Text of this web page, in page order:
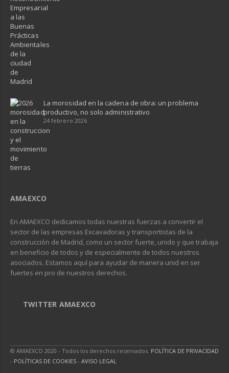
La morosidad en la cadena de obra: un problema
productivo, no solo administrativo
24 febrero 2026
AMAEXCO
En AMAEXCO dedicamos todas nuestras fuerzas a convertir el
sector de las empresas Excavadoras y transportistas de la
construcción de Madrid, como un sector fuerte, unido y que trabaja
en beneficio de todos y de especialmente de todos nuestros
asociados. Estamos aquí para ayudar de manera unid en ser
fuertes en pro de nuestros derechos.
TWITTER AMAEXCO
© AMAEXCO 2020 - Todos los derechos reservados. POLÍTICA DE PRIVACIDAD
- POLÍTICAS DE COOKIES - AVISO LEGAL